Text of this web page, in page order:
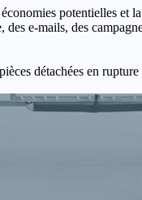
potentielles et
e-mails, des
détachées en rupture